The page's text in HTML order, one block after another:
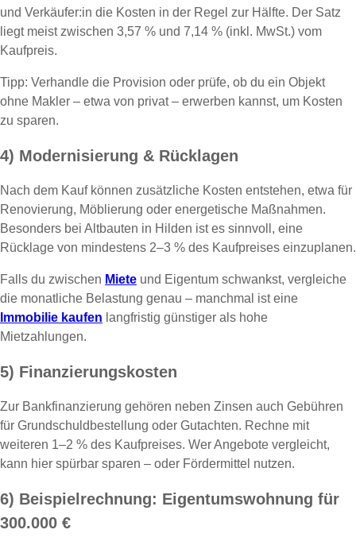
und Verkäufer:in die Kosten in der Regel zur Hälfte. Der Satz
liegt meist zwischen 3,57 % und 7,14 % (inkl. MwSt.) vom
Kaufpreis.
Tipp: Verhandle die Provision oder prüfe, ob du ein Objekt
ohne Makler – etwa von privat – erwerben kannst, um Kosten
zu sparen.
4) Modernisierung & Rücklagen
Nach dem Kauf können zusätzliche Kosten entstehen, etwa für
Renovierung, Möblierung oder energetische Maßnahmen.
Besonders bei Altbauten in Hilden ist es sinnvoll, eine
Rücklage von mindestens 2–3 % des Kaufpreises einzuplanen.
Falls du zwischen Miete und Eigentum schwankst, vergleiche
die monatliche Belastung genau – manchmal ist eine
Immobilie kaufen langfristig günstiger als hohe
Mietzahlungen.
5) Finanzierungskosten
Zur Bankfinanzierung gehören neben Zinsen auch Gebühren
für Grundschuldbestellung oder Gutachten. Rechne mit
weiteren 1–2 % des Kaufpreises. Wer Angebote vergleicht,
kann hier spürbar sparen – oder Fördermittel nutzen.
6) Beispielrechnung: Eigentumswohnung für
300.000 €